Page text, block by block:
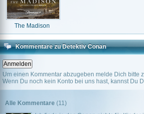
The Madison
Kommentare zu Detektiv Conan
Um einen Kommentar abzugeben melde Dich bitte
Wenn Du noch kein Konto bei uns hast, kannst Du
Alle Kommentare (11)